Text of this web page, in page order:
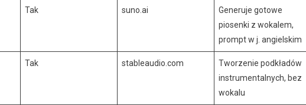
Tak suno.ai
Generuje gotowe
piosenki z wokalem,
prompt w j. angielskim
Tak stableaudio.com
Tworzenie podkładów
instrumentalnych, bez
wokalu